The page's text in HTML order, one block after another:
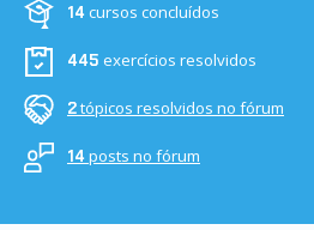
14cursos concluídos
445 exercícios resolvidos
2tópicos resolvidos no fórum
14posts no fórum